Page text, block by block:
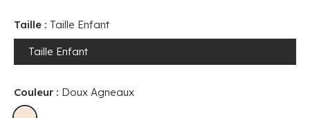
Taille : Taille Enfant
Taille Enfant
Couleur : Doux Agneaux